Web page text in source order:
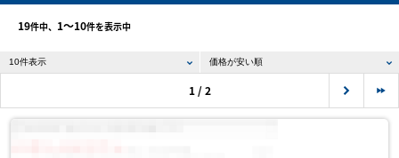
19件中、 1〜10件を表示中
1 / 2